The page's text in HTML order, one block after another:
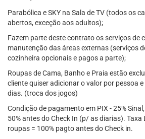
Parabólica e SKY na Sala de TV (todos os
abertos, exceção aos adultos);
Fazem parte deste contrato os serviços de
manutenção das áreas externas (serviços
cozinheira opcionais e pagos a parte);
Roupas de Cama, Banho e Praia estão
cliente quiser adicionar o valor por pessoa
dias. (troca dos jogos)
Condição de pagamento em PIX - 25%
50% antes do Check In (p/ as diarias). Taxa
roupas = 100% pagto antes do Check in.